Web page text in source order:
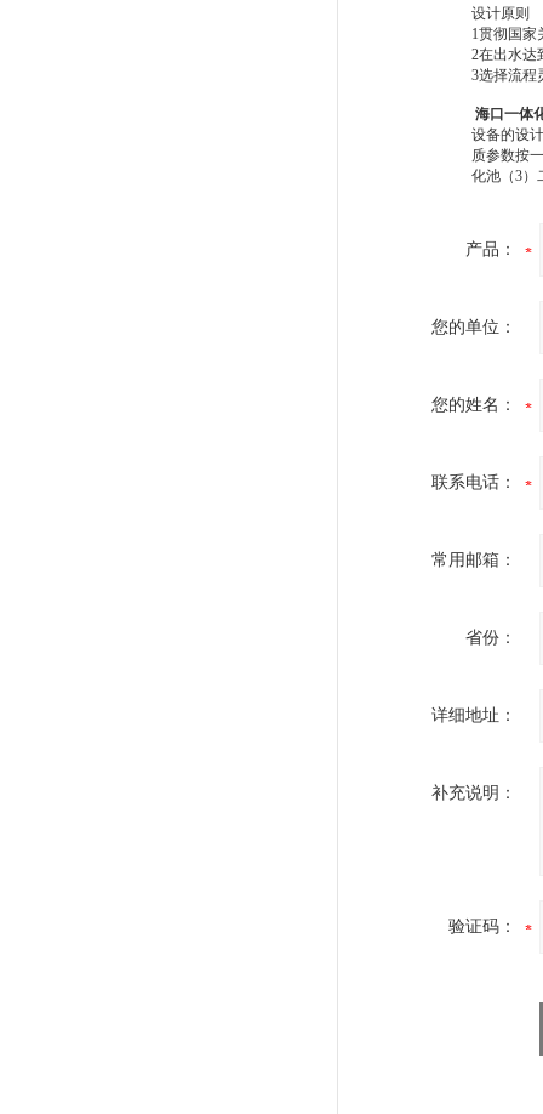
设计原则
1贯彻国家
2在出水达
3选择流程
海口一体
设备的设
质参数按
化池（3）
产品：
您的单位：
您的姓名：
联系电话：
常用邮箱：
省份：
详细地址：
补充说明：
验证码：